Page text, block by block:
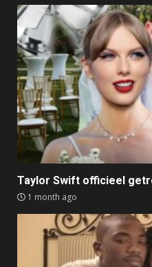
Taylor Swift officieel
1 month ago